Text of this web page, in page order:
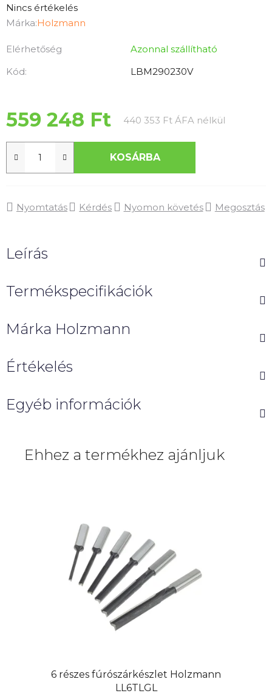
A
termék
értékelése
5-
csillag.
Nincs értékelés
Márka:Holzmann
Elérhetőség
Azonnal szállítható
Kód:
LBM290230V
559 248 Ft 440 353 Ft ÁFA nélkül
KOSÁRBA
Nyomtatás Kérdés Nyomon követés Megosztás
Leírás
Termékspecifikációk
Márka Holzmann
Értékelés
Egyéb információk
Ehhez a termékhez ajánljuk
6 részes fúrószárkészlet Holzmann
LL6TLGL